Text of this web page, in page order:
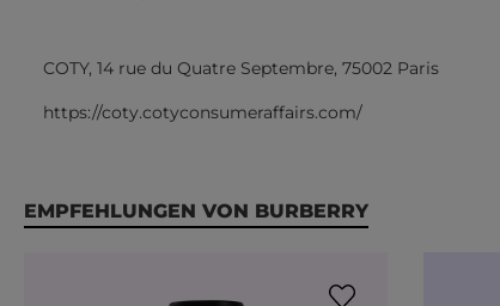
COTY, 14 rue du Quatre Septembre, 75002 Paris
https://coty.cotyconsumeraffairs.com/
Produktgalerie überspringen
EMPFEHLUNGEN VON BURBERRY